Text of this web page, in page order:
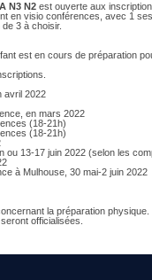
N3 N2 est ouverte aux
en visio conférences, avec 1
3 à choisir.
est en cours de préparation
avril 2022
en mars 2022
(18-21h)
(18-21h)
13-17 juin 2022 (selon les
à Mulhouse, 30 mai-2 juin 2022
la préparation physique.
officialisées.